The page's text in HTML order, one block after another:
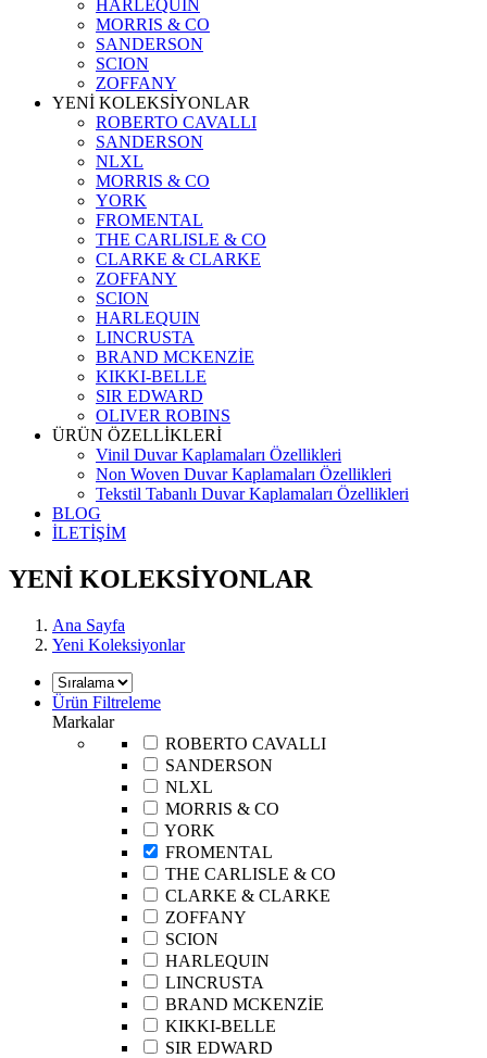
HARLEQUIN
MORRIS & CO
SANDERSON
SCION
ZOFFANY
YENİ KOLEKSİYONLAR
ROBERTO CAVALLI
SANDERSON
NLXL
MORRIS & CO
YORK
FROMENTAL
THE CARLISLE & CO
CLARKE & CLARKE
ZOFFANY
SCION
HARLEQUIN
LINCRUSTA
BRAND MCKENZİE
KIKKI-BELLE
SIR EDWARD
OLIVER ROBINS
ÜRÜN ÖZELLİKLERİ
Vinil Duvar Kaplamaları Özellikleri
Non Woven Duvar Kaplamaları Özellikleri
Tekstil Tabanlı Duvar Kaplamaları Özellikleri
BLOG
İLETİŞİM
YENİ KOLEKSİYONLAR
Ana Sayfa
Yeni Koleksiyonlar
Ürün Filtreleme
Markalar
ROBERTO CAVALLI
SANDERSON
NLXL
MORRIS & CO
YORK
FROMENTAL
THE CARLISLE & CO
CLARKE & CLARKE
ZOFFANY
SCION
HARLEQUIN
LINCRUSTA
BRAND MCKENZİE
KIKKI-BELLE
SIR EDWARD